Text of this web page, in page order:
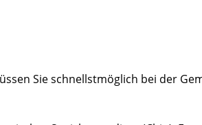
Sie schnellstmöglich bei der